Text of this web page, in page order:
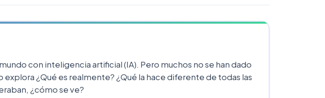
con inteligencia artificial (IA). Pero muchos no se han dado
¿Qué es realmente? ¿Qué la hace diferente de todas las
¿cómo se ve?